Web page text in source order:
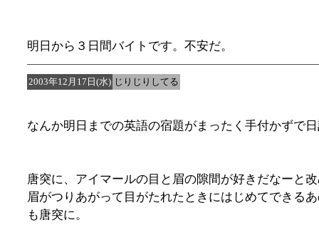
明日から３日間バイトです。不安だ。
2003年12月17日(水) じりじりしてる
なんか明日までの英語の宿題がまったく手付かずで
唐突に、アイマールの目と眉の隙間が好きだなーと
眉がつりあがって目がたれたときにはじめてできる
も唐突に。